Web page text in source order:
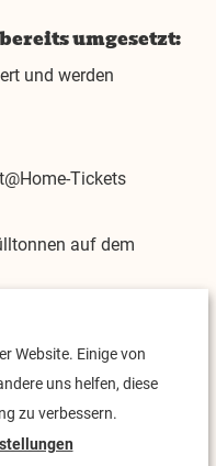
umgesetzt:
und werden
Tickets
auf dem
Bereitstellung von
Website. Einige von
uns helfen, diese
zu verbessern.